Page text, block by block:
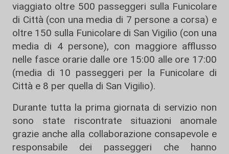
viaggiato oltre 500 passeggeri sulla Funicolare
di Città (con una media di 7 persone a corsa) e
oltre 150 sulla Funicolare di San Vigilio (con una
media di 4 persone), con maggiore afflusso
nelle fasce orarie dalle ore 15:00 alle ore 17:00
(media di 10 passeggeri per la Funicolare di
Città e 8 per quella di San Vigilio).
Durante tutta la prima giornata di servizio non
sono state riscontrate situazioni anomale
grazie anche alla collaborazione consapevole e
responsabile dei passeggeri che hanno